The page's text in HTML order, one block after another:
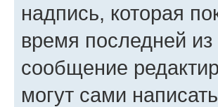
надпись, которая
время последней
сообщение
могут сами